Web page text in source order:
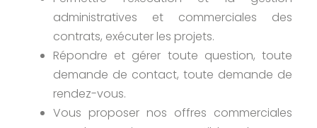
administratives et commerciales des
contrats, exécuter les projets.
Répondre et gérer toute question, toute
demande de contact, toute demande de
rendez-vous.
Vous proposer nos offres commerciales